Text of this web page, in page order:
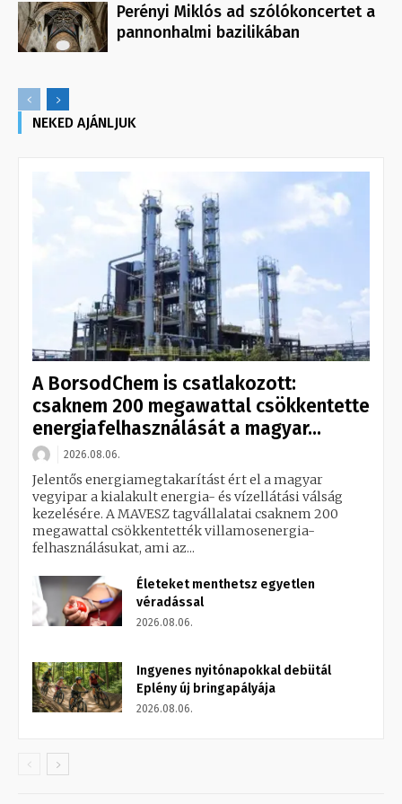
Perényi Miklós ad szólókoncertet a
pannonhalmi bazilikában
NEKED AJÁNLJUK
A BorsodChem is csatlakozott:
csaknem 200 megawattal csökkentette
energiafelhasználását a magyar...
2026.08.06.
Jelentős energiamegtakarítást ért el a magyar
vegyipar a kialakult energia- és vízellátási válság
kezelésére. A MAVESZ tagvállalatai csaknem 200
megawattal csökkentették villamosenergia-
felhasználásukat, ami az...
Életeket menthetsz egyetlen
véradással
2026.08.06.
Ingyenes nyitónapokkal debütál
Eplény új bringapályája
2026.08.06.